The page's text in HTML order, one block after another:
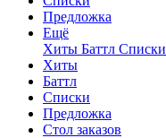
Предложка
Ещё
Хиты Баттл Списки
Хиты
Баттл
Списки
Предложка
Стол заказов